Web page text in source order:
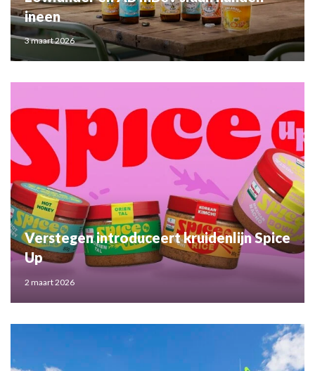
ineen
3 maart 2026
Verstegen introduceert kruidenlijn Spice
Up
2 maart 2026